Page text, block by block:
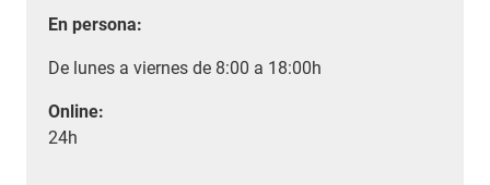
En persona:
De lunes a viernes de 8:00 a 18:00h
Online:
24h